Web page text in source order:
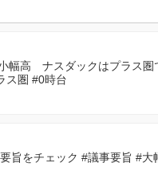
高 ナスダックはプラス圏
ス圏 #0時台
旨をチェック #議事要旨 #大